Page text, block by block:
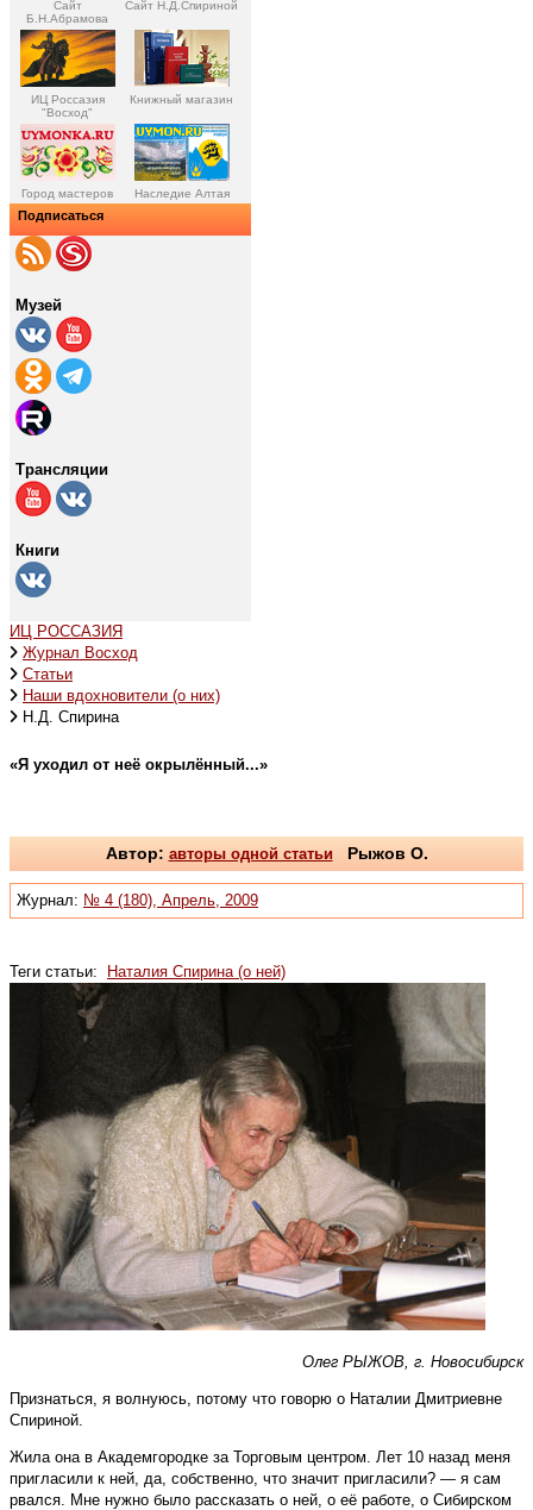
Сайт
Б.Н.Абрамова
Сайт Н.Д.Спириной
ИЦ Россазия
"Восход"
Книжный магазин
Город мастеров Наследие Алтая
Подписаться
Музей
Трансляции
Книги
ИЦ РОССАЗИЯ
Журнал Восход
Статьи
Наши вдохновители (о них)
Н.Д. Спирина
«Я уходил от неё окрылённый...»
Автор: авторы одной статьиРыжов О.
Журнал: № 4 (180), Апрель, 2009
Теги статьи: Наталия Спирина (о ней)
Олег РЫЖОВ г Новосибирск
Признаться, я волнуюсь, потому что говорю о Наталии Дмитриевне
Спириной.
Жила она в Академгородке за Торговым центром. Лет 10 назад меня
пригласили к ней, да, собственно, что значит пригласили? — я сам
рвался. Мне нужно было рассказать о ней, о её работе, о Сибирском